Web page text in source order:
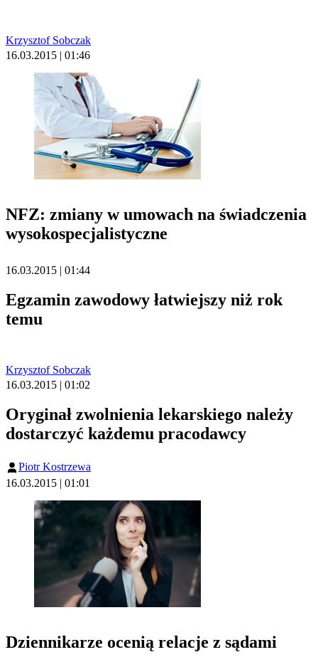
Krzysztof Sobczak
16.03.2015 | 01:46
NFZ: zmiany w umowach na świadczenia
wysokospecjalistyczne
16.03.2015 | 01:44
Egzamin zawodowy łatwiejszy niż rok
temu
Krzysztof Sobczak
16.03.2015 | 01:02
Oryginał zwolnienia lekarskiego należy
dostarczyć każdemu pracodawcy
Piotr Kostrzewa
16.03.2015 | 01:01
Dziennikarze ocenią relacje z sądami